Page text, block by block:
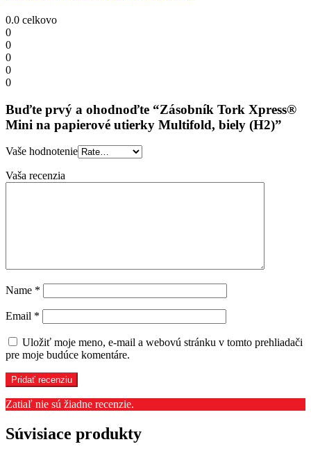
0.0 celkovo
0
0
0
0
0
Buďte prvý a ohodnoďte “Zásobník Tork Xpress®
Mini na papierové utierky Multifold, biely (H2)”
Vaše hodnotenie
Vaša recenzia
Name *
Email *
Uložiť moje meno, e-mail a webovú stránku v tomto prehliadači
pre moje budúce komentáre.
Zatiaľ nie sú žiadne recenzie.
Súvisiace produkty